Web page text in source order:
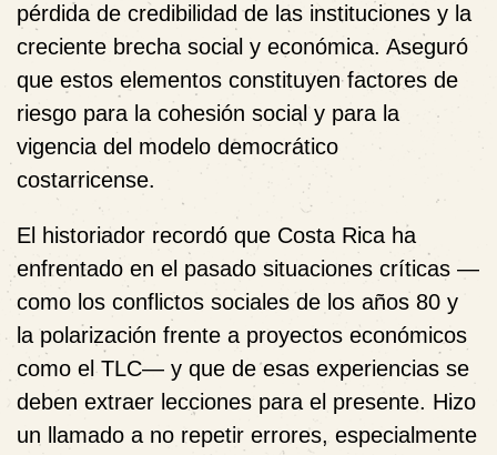
pérdida de credibilidad de las instituciones y la
creciente brecha social y económica. Aseguró
que estos elementos constituyen factores de
riesgo para la cohesión social y para la
vigencia del modelo democrático
costarricense.
El historiador recordó que Costa Rica ha
enfrentado en el pasado situaciones críticas —
como los conflictos sociales de los años 80 y
la polarización frente a proyectos económicos
como el TLC— y que de esas experiencias se
deben extraer lecciones para el presente. Hizo
un llamado a no repetir errores, especialmente